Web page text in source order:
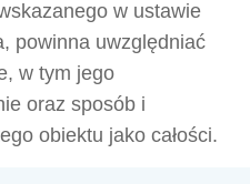
w ustawie
powinna uwzględniać
w tym jego
oraz sposób i
obiektu jako całości.